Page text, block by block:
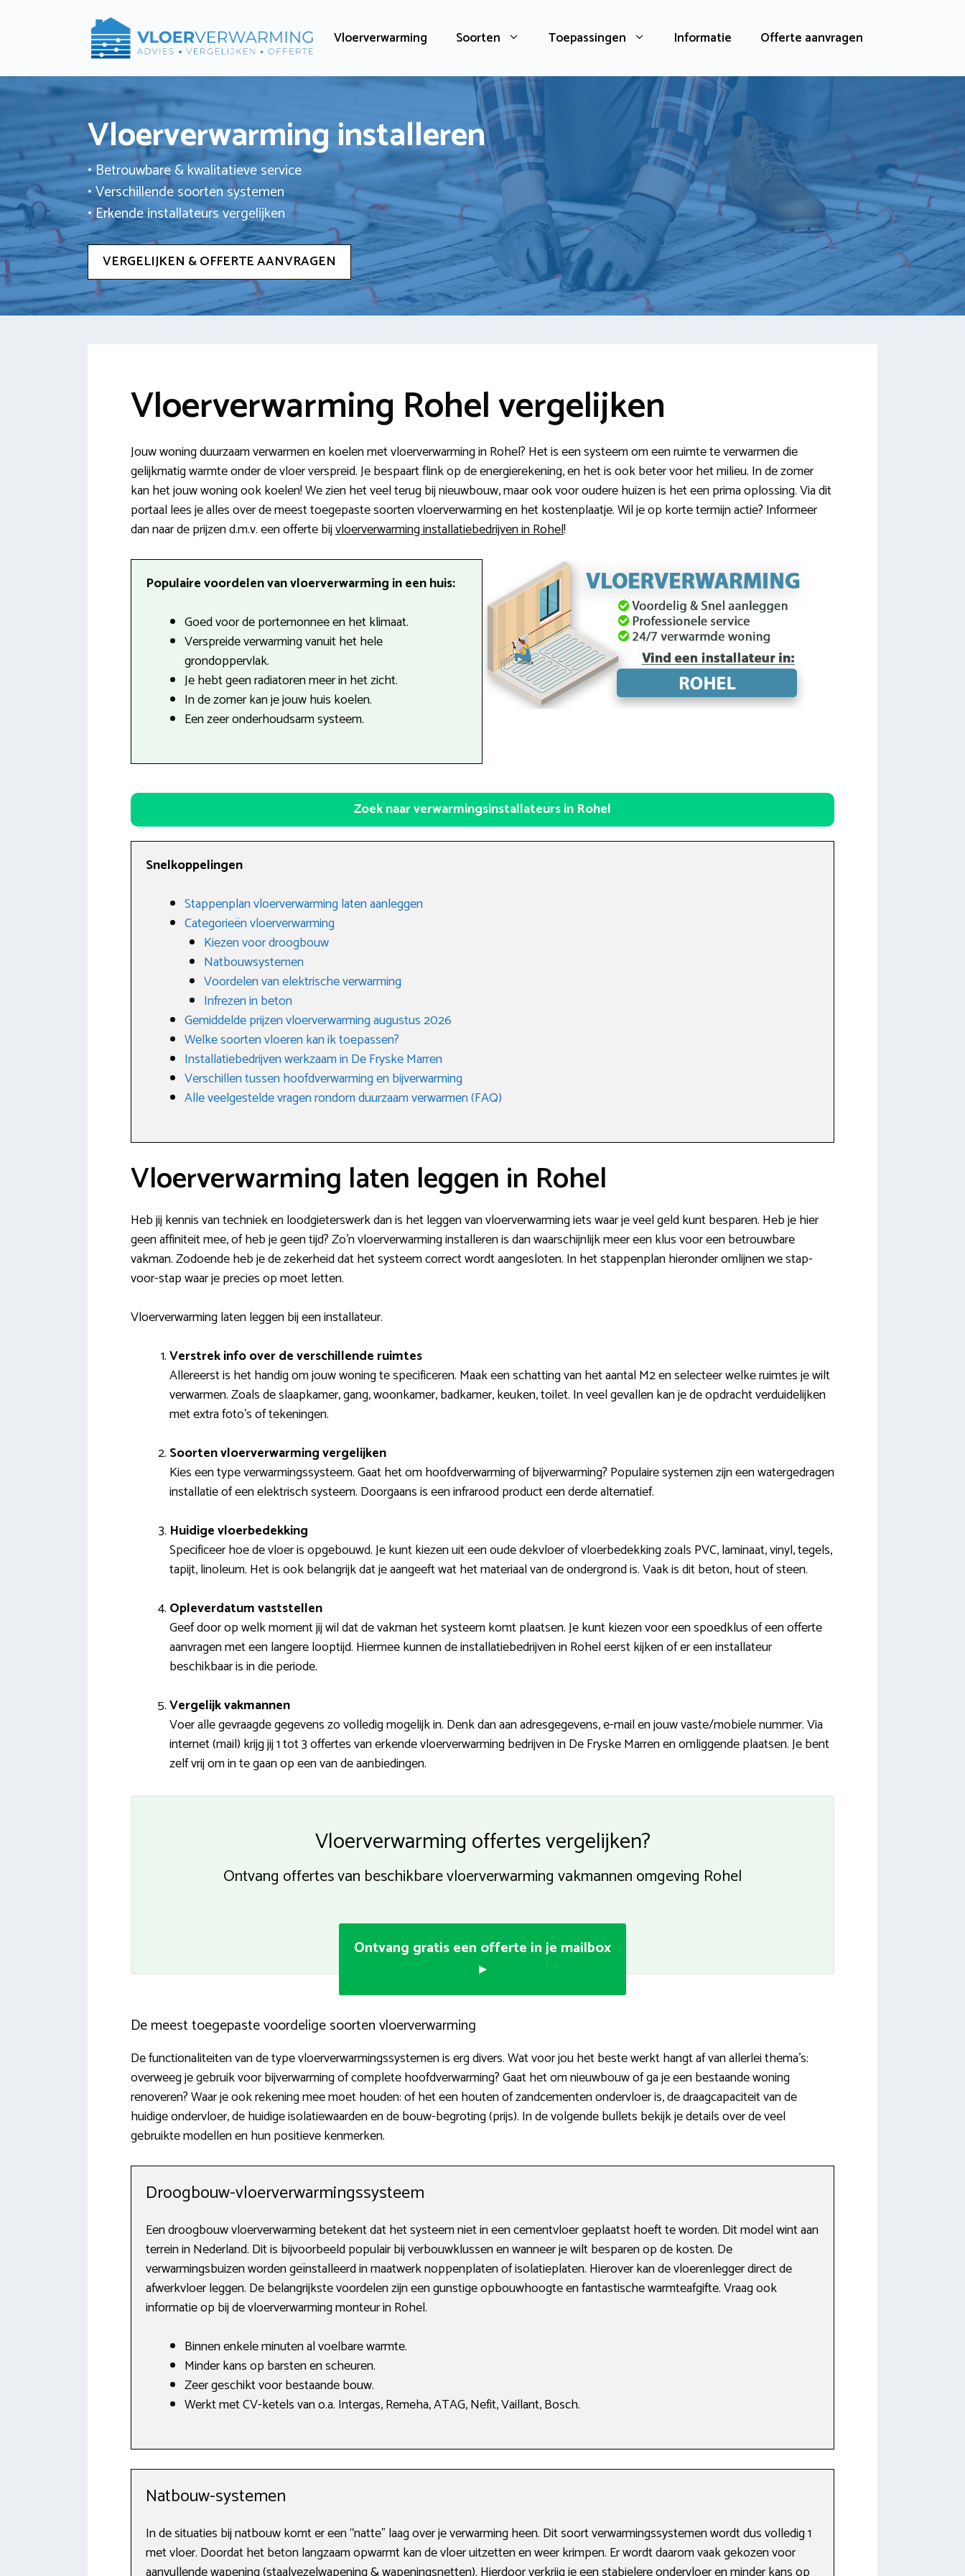
Vloerverwarming Soorten Toepassingen Informatie Offerte aanvragen
Vloerverwarming installeren
• Betrouwbare & kwalitatieve service
• Verschillende soorten systemen
• Erkende installateurs vergelijken
VERGELIJKEN & OFFERTE AANVRAGEN
Vloerverwarming Rohel vergelijken
Jouw woning duurzaam verwarmen en koelen met vloerverwarming in Rohel? Het is een systeem om een ruimte te verwarmen die
gelijkmatig warmte onder de vloer verspreid. Je bespaart flink op de energierekening, en het is ook beter voor het milieu. In de zomer
kan het jouw woning ook koelen! We zien het veel terug bij nieuwbouw, maar ook voor oudere huizen is het een prima oplossing. Via dit
portaal lees je alles over de meest toegepaste soorten vloerverwarming en het kostenplaatje. Wil je op korte termijn actie? Informeer
dan naar de prijzen d.m.v. een offerte bijvloerverwarming installatiebedrijven in Rohel!
Populaire voordelen van vloerverwarming in een huis:
Goed voor de portemonnee en het klimaat.
Verspreide verwarming vanuit het hele
grondoppervlak.
Je hebt geen radiatoren meer in het zicht.
In de zomer kan je jouw huis koelen.
Een zeer onderhoudsarm systeem.
Zoek naar verwarmingsinstallateurs in Rohel
Snelkoppelingen
Stappenplan vloerverwarming laten aanleggen
Categorieën vloerverwarming
Kiezen voor droogbouw
Natbouwsystemen
Voordelen van elektrische verwarming
Infrezen in beton
Gemiddelde prijzen vloerverwarming augustus 2026
Welke soorten vloeren kan ik toepassen?
Installatiebedrijven werkzaam in De Fryske Marren
Verschillen tussen hoofdverwarming en bijverwarming
Alle veelgestelde vragen rondom duurzaam verwarmen (FAQ)
Vloerverwarming laten leggen in Rohel
Heb jij kennis van techniek en loodgieterswerk dan is het leggen van vloerverwarming iets waar je veel geld kunt besparen. Heb je hier
geen affiniteit mee, of heb je geen tijd? Zo’n vloerverwarming installeren is dan waarschijnlijk meer een klus voor een betrouwbare
vakman. Zodoende heb je de zekerheid dat het systeem correct wordt aangesloten. In het stappenplan hieronder omlijnen we stap-
voor-stap waar je precies op moet letten.
Vloerverwarming laten leggen bij een installateur.
Verstrek info over de verschillende ruimtes
Allereerst is het handig om jouw woning te specificeren. Maak een schatting van het aantal M2 en selecteer welke ruimtes je wilt
verwarmen. Zoals de slaapkamer, gang, woonkamer, badkamer, keuken, toilet. In veel gevallen kan je de opdracht verduidelijken
met extra foto’s of tekeningen.
Soorten vloerverwarming vergelijken
Kies een type verwarmingssysteem. Gaat het om hoofdverwarming of bijverwarming? Populaire systemen zijn een watergedragen
installatie of een elektrisch systeem. Doorgaans is een infrarood product een derde alternatief.
Huidige vloerbedekking
Specificeer hoe de vloer is opgebouwd. Je kunt kiezen uit een oude dekvloer of vloerbedekking zoals PVC, laminaat, vinyl, tegels,
tapijt, linoleum. Het is ook belangrijk dat je aangeeft wat het materiaal van de ondergrond is. Vaak is dit beton, hout of steen.
Opleverdatum vaststellen
Geef door op welk moment jij wil dat de vakman het systeem komt plaatsen. Je kunt kiezen voor een spoedklus of een offerte
aanvragen met een langere looptijd. Hiermee kunnen de installatiebedrijven in Rohel eerst kijken of er een installateur
beschikbaar is in die periode.
Vergelijk vakmannen
Voer alle gevraagde gegevens zo volledig mogelijk in. Denk dan aan adresgegevens, e-mail en jouw vaste/mobiele nummer. Via
internet (mail) krijg jij 1 tot 3 offertes van erkende vloerverwarming bedrijven in De Fryske Marren en omliggende plaatsen. Je bent
zelf vrij om in te gaan op een van de aanbiedingen.
Vloerverwarming offertes vergelijken?
Ontvang offertes van beschikbare vloerverwarming vakmannen omgeving Rohel
Ontvang gratis een offerte in je mailbox
▸
De meest toegepaste voordelige soorten vloerverwarming
De functionaliteiten van de type vloerverwarmingssystemen is erg divers. Wat voor jou het beste werkt hangt af van allerlei thema’s:
overweeg je gebruik voor bijverwarming of complete hoofdverwarming? Gaat het om nieuwbouw of ga je een bestaande woning
renoveren? Waar je ook rekening mee moet houden: of het een houten of zandcementen ondervloer is, de draagcapaciteit van de
huidige ondervloer, de huidige isolatiewaarden en de bouw-begroting (prijs). In de volgende bullets bekijk je details over de veel
gebruikte modellen en hun positieve kenmerken.
Droogbouw-vloerverwarmingssysteem
Een droogbouw vloerverwarming betekent dat het systeem niet in een cementvloer geplaatst hoeft te worden. Dit model wint aan
terrein in Nederland. Dit is bijvoorbeeld populair bij verbouwklussen en wanneer je wilt besparen op de kosten. De
verwarmingsbuizen worden geïnstalleerd in maatwerk noppenplaten of isolatieplaten. Hierover kan de vloerenlegger direct de
afwerkvloer leggen. De belangrijkste voordelen zijn een gunstige opbouwhoogte en fantastische warmteafgifte. Vraag ook
informatie op bij de vloerverwarming monteur in Rohel.
Binnen enkele minuten al voelbare warmte.
Minder kans op barsten en scheuren.
Zeer geschikt voor bestaande bouw.
Werkt met CV-ketels van o.a. Intergas, Remeha, ATAG, Nefit, Vaillant, Bosch.
Natbouw-systemen
In de situaties bij natbouw komt er een “natte” laag over je verwarming heen. Dit soort verwarmingssystemen wordt dus volledig 1
met vloer. Doordat het beton langzaam opwarmt kan de vloer uitzetten en weer krimpen. Er wordt daarom vaak gekozen voor